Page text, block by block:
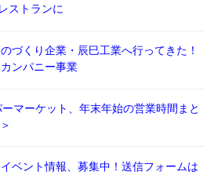
ストランに
づくり企業・辰巳工業へ行ってきた！
ンパニー事業
マーケット、年末年始の営業時間まと
ベント情報、募集中！送信フォームは